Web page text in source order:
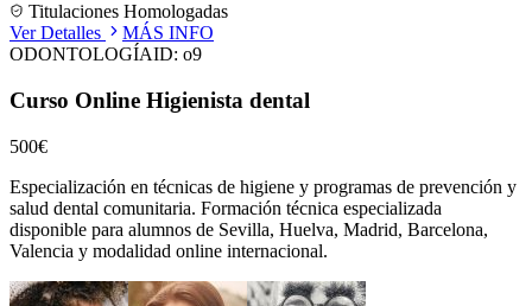
Titulaciones Homologadas
Ver Detalles
MÁS INFO
ODONTOLOGÍAID: o9
Curso Online Higienista dental
500€
Especialización en técnicas de higiene y programas de prevención y
salud dental comunitaria. Formación técnica especializada
disponible para alumnos de Sevilla, Huelva, Madrid, Barcelona,
Valencia y modalidad online internacional.